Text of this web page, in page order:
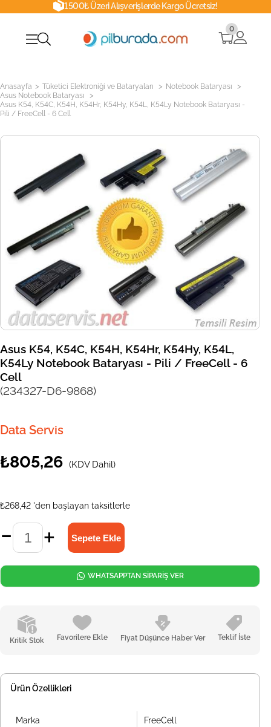
1500₺ Üzeri Alışverişlerde Kargo Ücretsiz!
0
Anasayfa > Tüketici Elektroniği ve Bataryaları > Notebook Bataryası >
Asus Notebook Bataryası >
Asus K54, K54C, K54H, K54Hr, K54Hy, K54L, K54Ly Notebook Bataryası -
Pili / FreeCell - 6 Cell
Asus K54, K54C, K54H, K54Hr, K54Hy, K54L,
K54Ly Notebook Bataryası - Pili / FreeCell - 6
Cell
(234327-D6-9868)
Data Servis
₺805,26 (KDV Dahil)
₺268,42 'den başlayan taksitlerle
Kritik Stok Favorilere Ekle Fiyat Düşünce Haber Ver Teklif İste
WHATSAPPTAN SİPARİŞ VER
Ürün Özellikleri
Marka FreeCell